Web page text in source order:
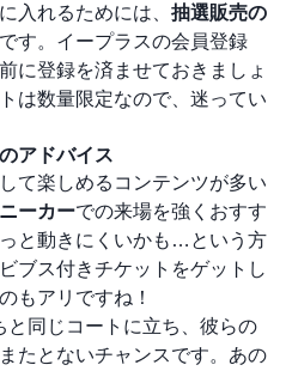
入れるためには、 抽選販売の
す。イープラスの会員登録
に登録を済ませておきましょ
は数量限定なので、迷ってい
アドバイス
て楽しめるコンテンツが多い
ーカーでの来場を強くおすす
と動きにくいかも…という方
ブス付きチケットをゲットし
もアリですね！
と同じコートに立ち、彼らの
たとないチャンスです。あの